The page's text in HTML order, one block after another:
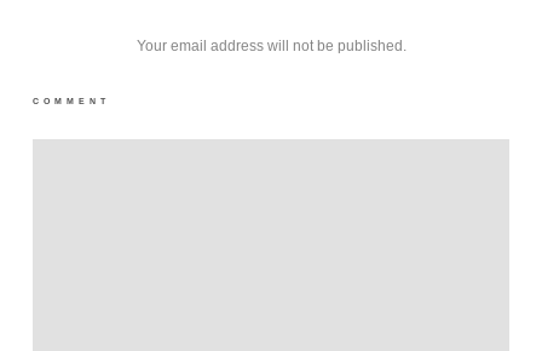
Your email address will not be published.
COMMENT